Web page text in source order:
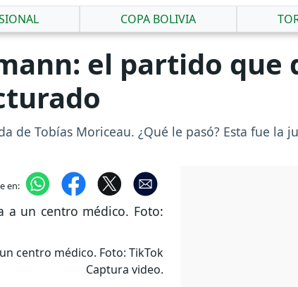
COPA BOLIVIA
el partido que
Tobías Moriceau. ¿Qué le pasó? Esta fue la
en:
centro médico. Foto: TikTok
Captura video.